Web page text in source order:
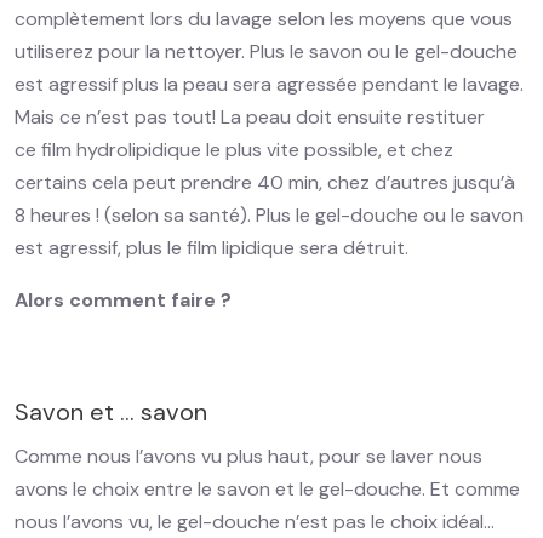
complètement lors du lavage selon les moyens que vous
utiliserez pour la nettoyer. Plus le savon ou le gel-douche
est agressif plus la peau sera agressée pendant le lavage.
Mais ce n’est pas tout! La peau doit ensuite restituer
ce film hydrolipidique le plus vite possible, et chez
certains cela peut prendre 40 min, chez d’autres jusqu’à
8 heures ! (selon sa santé). Plus le gel-douche ou le savon
est agressif, plus le film lipidique sera détruit.
Alors comment faire ?
Savon et … savon
Comme nous l’avons vu plus haut, pour se laver nous
avons le choix entre le savon et le gel-douche. Et comme
nous l’avons vu, le gel-douche n’est pas le choix idéal…